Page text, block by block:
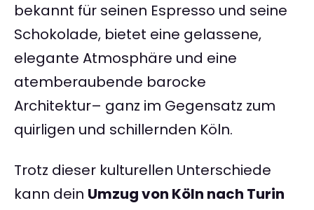
bekannt für seinen Espresso und seine
Schokolade, bietet eine gelassene,
elegante Atmosphäre und eine
atemberaubende barocke
Architektur– ganz im Gegensatz zum
quirligen und schillernden Köln.
Trotz dieser kulturellen Unterschiede
kann dein Umzug von Köln nach Turin